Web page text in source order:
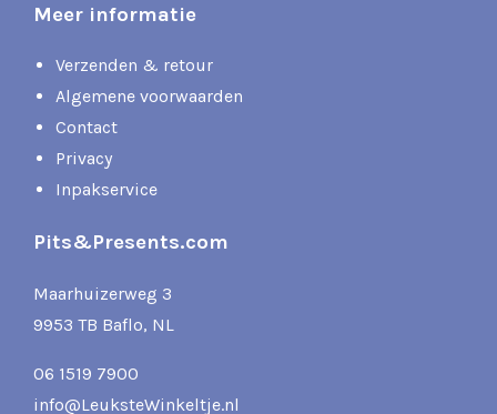
Meer informatie
Verzenden & retour
Algemene voorwaarden
Contact
Privacy
Inpakservice
Pits&Presents.com
Maarhuizerweg 3
9953 TB Baflo, NL
06 1519 7900
info@LeuksteWinkeltje.nl